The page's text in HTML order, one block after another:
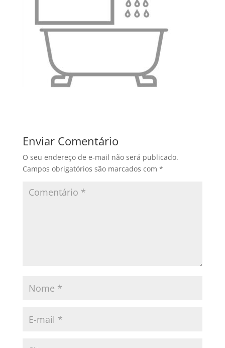
Enviar Comentário
O seu endereço de e-mail não será publicado.
Campos obrigatórios são marcados com *